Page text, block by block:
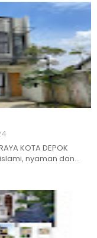
KOTA DEPOK
nyaman dan